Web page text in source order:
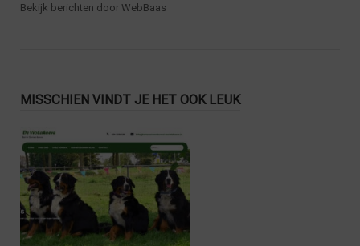
Bekijk berichten door WebBaas
MISSCHIEN VINDT JE HET OOK LEUK